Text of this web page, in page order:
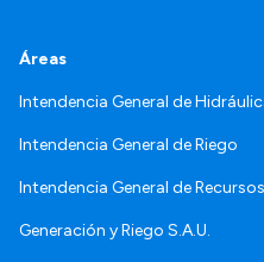
Áreas
Intendencia General de
Intendencia General de Riego
Intendencia General de
Generación y Riego S.A.U.